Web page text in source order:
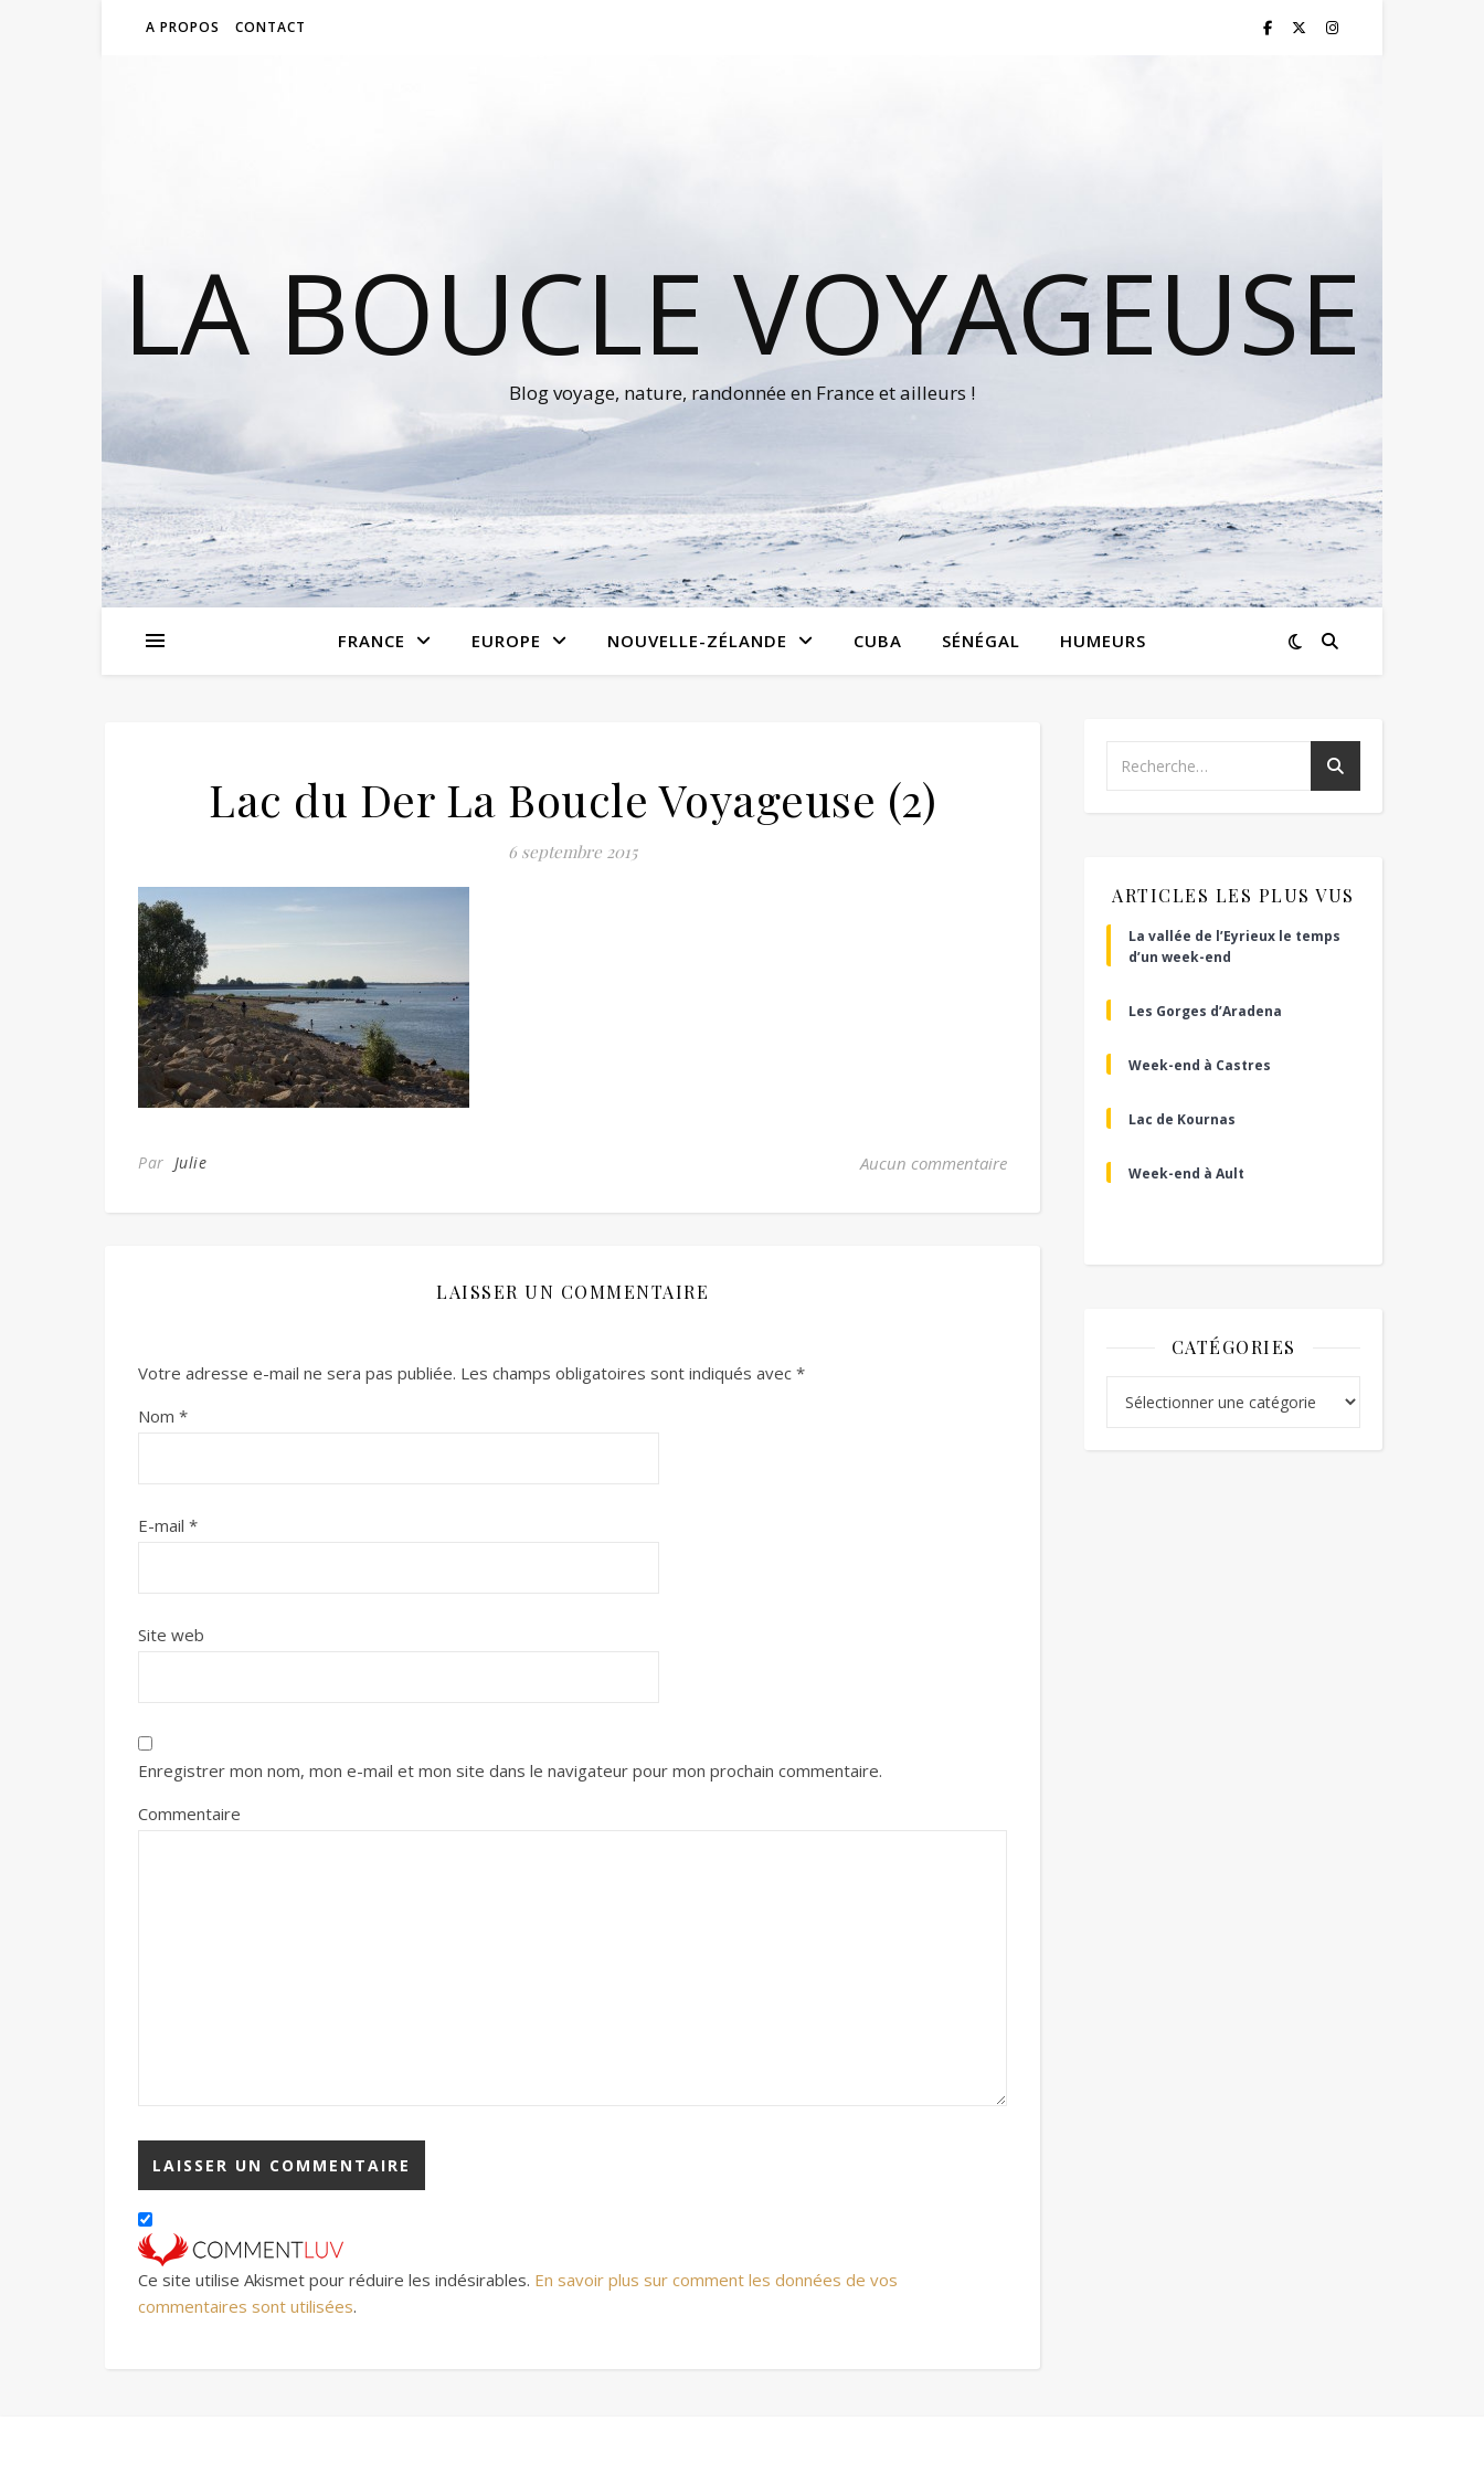
A PROPOS CONTACT
LA BOUCLE VOYAGEUSE
Blog voyage, nature, randonnée en France et ailleurs !
FRANCE EUROPE NOUVELLE-ZÉLANDE CUBA SÉNÉGAL HUMEURS
Lac du Der La Boucle Voyageuse (2)
6 septembre 2015
Par Julie Aucun commentaire
LAISSER UN COMMENTAIRE
Votre adresse e-mail ne sera pas publiée. Les champs obligatoires sont indiqués avec *
Nom *
E-mail *
Site web
Enregistrer mon nom, mon e-mail et mon site dans le navigateur pour mon prochain commentaire.
Commentaire
Ce site utilise Akismet pour réduire les indésirables. En savoir plus sur comment les données de vos
commentaires sont utilisées.
ARTICLES LES PLUS VUS
La vallée de l’Eyrieux le temps
d’un week-end
Les Gorges d’Aradena
Week-end à Castres
Lac de Kournas
Week-end à Ault
CATÉGORIES